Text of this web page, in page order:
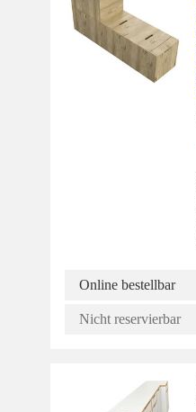
Online bestellbar
Nicht reservierbar